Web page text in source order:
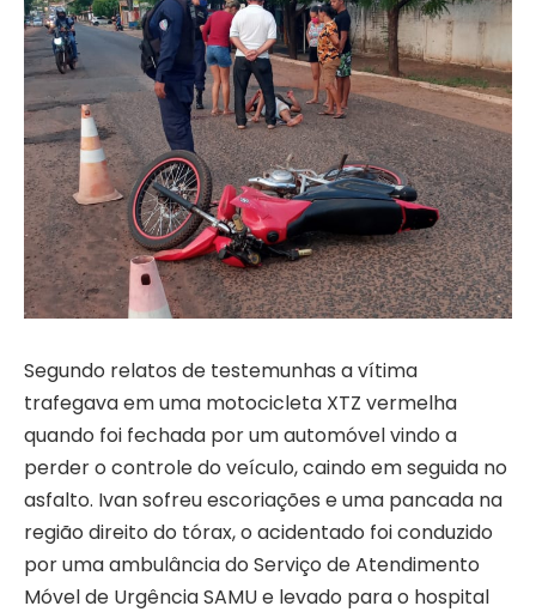
Segundo relatos de testemunhas a vítima
trafegava em uma motocicleta XTZ vermelha
quando foi fechada por um automóvel vindo a
perder o controle do veículo, caindo em seguida no
asfalto. Ivan sofreu escoriações e uma pancada na
região direito do tórax, o acidentado foi conduzido
por uma ambulância do Serviço de Atendimento
Móvel de Urgência SAMU e levado para o hospital